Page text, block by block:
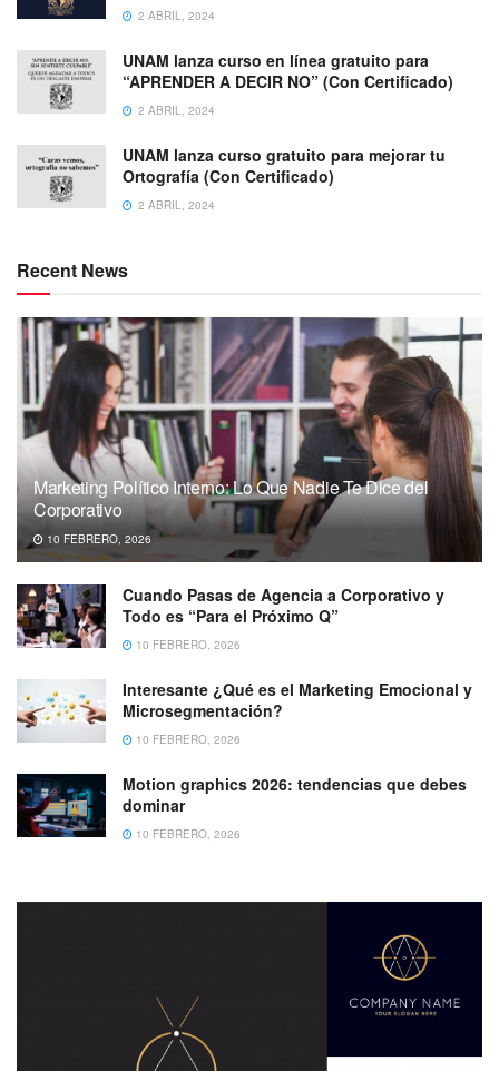
2 ABRIL, 2024
UNAM lanza curso en línea gratuito para
“APRENDER A DECIR NO” (Con Certificado)
2 ABRIL, 2024
UNAM lanza curso gratuito para mejorar tu
Ortografía (Con Certificado)
2 ABRIL, 2024
Recent News
Marketing Político Interno: Lo Que Nadie Te Dice del
Corporativo
10 FEBRERO, 2026
Cuando Pasas de Agencia a Corporativo y
Todo es “Para el Próximo Q”
10 FEBRERO, 2026
Interesante ¿Qué es el Marketing Emocional y
Microsegmentación?
10 FEBRERO, 2026
Motion graphics 2026: tendencias que debes
dominar
10 FEBRERO, 2026